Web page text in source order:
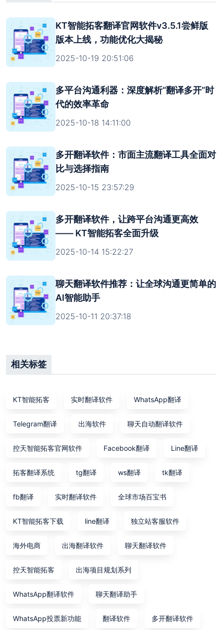
KT智能拓客翻译官网软件v3.5.1尝鲜版
版本上线，功能优化大揭秘
2025-10-19 20:51:06
多平台沟通利器：深度解析“翻译多开”时
代的效率革命
2025-10-18 14:11:00
多开翻译软件：市面主流翻译工具全面对
比与选择指南
2025-10-15 23:57:29
多开翻译软件，让跨平台沟通更高效
—— KT智能拓客全面升级
2025-10-14 15:22:27
聊天翻译软件推荐：让全球沟通更简单的
AI智能助手
2025-10-11 20:37:18
相关标签
KT智能拓客 实时翻译软件 WhatsApp翻译
Telegram翻译 出海软件 聊天自动翻译软件
控天智能拓客官网软件 Facebook翻译 Line翻译
拓客翻译系统 tg翻译 ws翻译 tk翻译
fb翻译 实时翻译软件 全球市场百宝书
KT智能拓客下载 line翻译 独立站客服软件
海外电商 出海翻译软件 聊天翻译软件
控天智能拓客 出海项目规划系列
WhatsApp翻译软件 聊天翻译助手
WhatsApp投票新功能 翻译软件 多开翻译软件